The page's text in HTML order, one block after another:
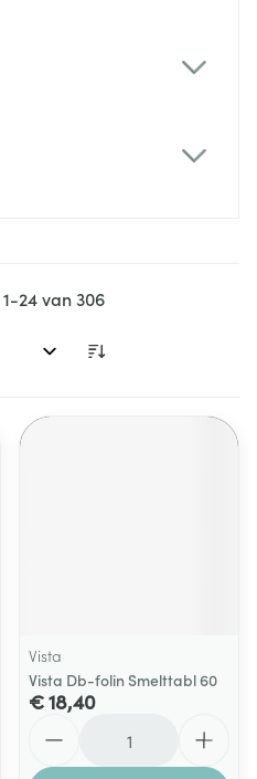
1-24van306
Vista
Vista Db-folin Smelttabl 60
€ 18,40